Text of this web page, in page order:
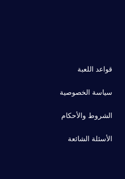
قواعد اللعبة
سياسة الخصوصية
الشروط والأحكام
الأسئلة الشائعة